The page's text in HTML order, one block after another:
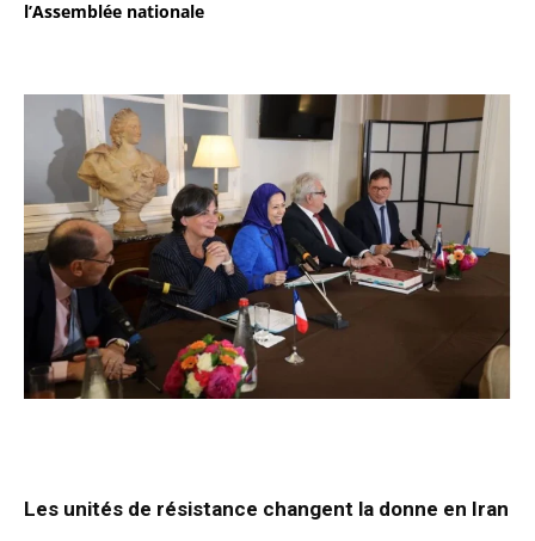
l’Assemblée nationale
Les unités de résistance changent la donne en Iran